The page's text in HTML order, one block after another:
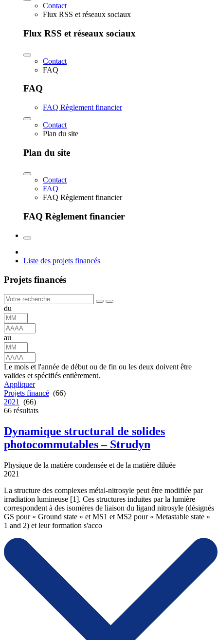
Contact
Flux RSS et réseaux sociaux
Flux RSS et réseaux sociaux
Contact
FAQ
FAQ
FAQ Règlement financier
Contact
Plan du site
Plan du site
Contact
FAQ
FAQ Règlement financier
FAQ Règlement financier
Liste des projets financés
Projets financés
du
au
Le mois et l'année de début ou de fin ou les deux doivent être
valides et spécifiés entièrement.
Appliquer
Projets financé (66)
2021
(66)
66 résultats
Dynamique structural de solides
photocommutables – Strudyn
Physique de la matière condensée et de la matière diluée
2021
La structure des complexes métal-nitrosyle peut être modifiée par
irradiation lumineuse [1]. Ces structures induites par la lumière
correspondent à des isomères de liaison du ligand nitrosyle (désignés
GS pour « Ground state » et MS1 et MS2 pour « Metastable state »
1 and 2) et leur formation s'acco